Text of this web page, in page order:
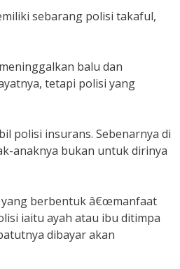
sebarang polisi takaful,
balu dan
tetapi polisi yang
polisi insurans. Sebenarnya di
anaknya bukan untuk dirinya
berbentuk â€œmanfaat
iaitu ayah atau ibu ditimpa
dibayar akan